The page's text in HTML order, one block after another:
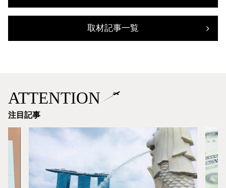
取材記事一覧
ATTENTION
注目記事